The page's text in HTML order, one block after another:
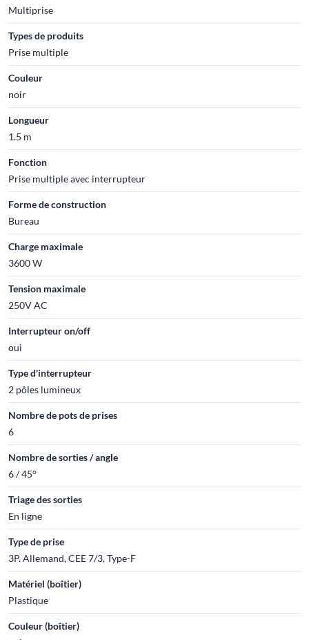
Multiprise
Types de produits
Prise multiple
Couleur
noir
Longueur
1.5 m
Fonction
Prise multiple avec interrupteur
Forme de construction
Bureau
Charge maximale
3600 W
Tension maximale
250V AC
Interrupteur on/off
oui
Type d'interrupteur
2 pôles lumineux
Nombre de pots de prises
6
Nombre de sorties / angle
6 / 45°
Triage des sorties
En ligne
Type de prise
3P. Allemand, CEE 7/3, Type-F
Matériel (boîtier)
Plastique
Couleur (boîtier)